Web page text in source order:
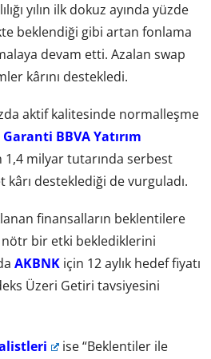
yılın ilk dokuz ayında yüzde
beklendiği gibi artan fonlama
devam etti. Azalan swap
kârını destekledi.
aktif kalitesinde normalleşme
Garanti BBVA Yatırım
1,4 milyar tutarında serbest
kârı desteklediği de vurguladı.
finansalların beklentilere
nötr bir etki beklediklerini
AKBNK için 12 aylık hedef fiyatı
Üzeri Getiri tavsiyesini
ise “Beklentiler ile